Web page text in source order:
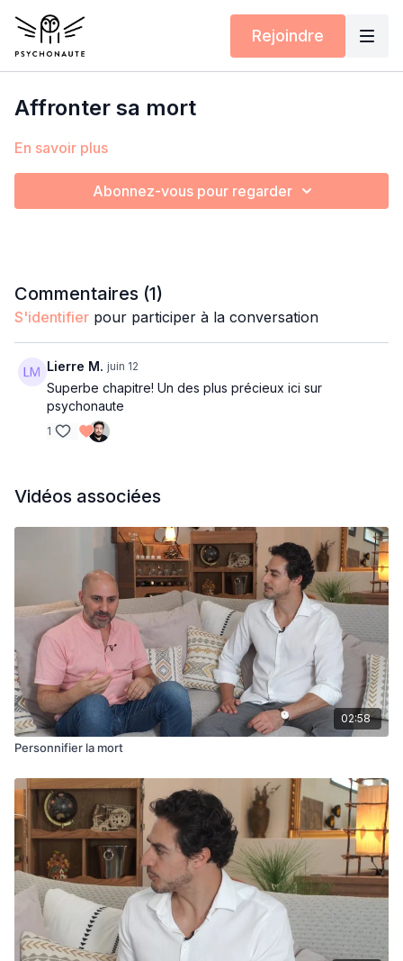
Rejoindre
Affronter sa mort
En savoir plus
Abonnez-vous pour regarder
Commentaires (1)
S'identifier pour participer à la conversation
Lierre M. juin 12
Superbe chapitre! Un des plus précieux ici sur
psychonaute
1
Vidéos associées
02:58
Personnifier la mort